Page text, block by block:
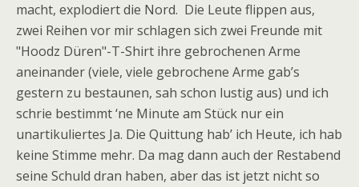
macht, explodiert die Nord. Die Leute flippen aus,
zwei Reihen vor mir schlagen sich zwei Freunde mit
"Hoodz Düren"-T-Shirt ihre gebrochenen Arme
aneinander (viele, viele gebrochene Arme gab’s
gestern zu bestaunen, sah schon lustig aus) und ich
schrie bestimmt ‘ne Minute am Stück nur ein
unartikuliertes Ja. Die Quittung hab’ ich Heute, ich hab
keine Stimme mehr. Da mag dann auch der Restabend
seine Schuld dran haben, aber das ist jetzt nicht so